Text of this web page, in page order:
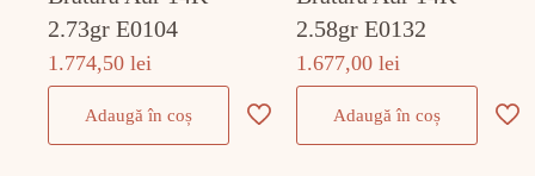
2.73gr E0104
1.774,50lei
Adaugă în coș
2.58gr E0132
1.677,00lei
Adaugă în coș